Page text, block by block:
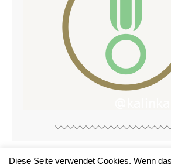
Diese Seite verwendet Cookies. Wenn